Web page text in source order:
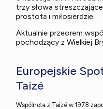
trzy słowa
prostota i miłosierdzie.
Aktualnie przeorem
pochodzący z Wielkiej
Europejskie
Taizé
Wspólnota z Taizé w 1978